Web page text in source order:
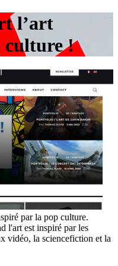
l’art
culture !
par la pop culture.
l'art est inspiré par les
vidéo, la sciencefiction et la